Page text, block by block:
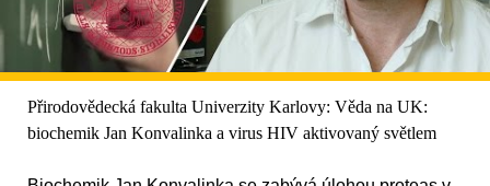
Přirodovědecká fakulta Univerzity Karlovy: Věda na UK:
biochemik Jan Konvalinka a virus HIV aktivovaný světlem